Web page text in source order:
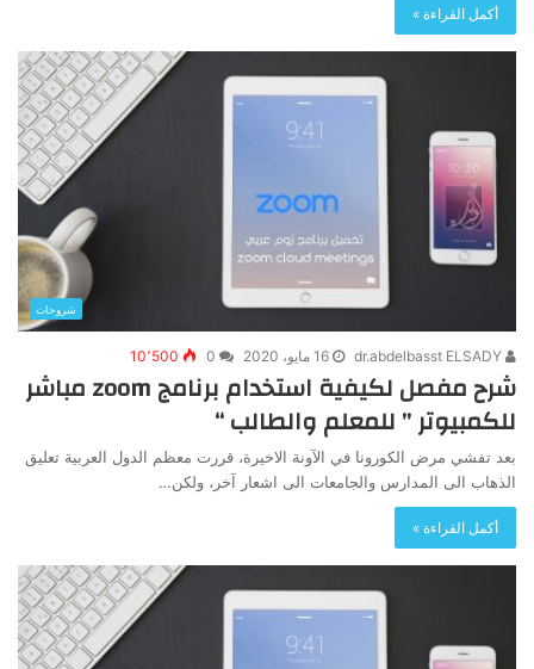
أكمل القراءة »
شروحات
16 مايو، 2020 0 10٬500
شرح مفصل لكيفية استخدام برنامج zoom مباشر
للكمبيوتر ” للمعلم والطالب “
بعد تفشي مرض الكورونا في الآونة الاخيرة، قررت معظم الدول العربية تعليق
الذهاب الى المدارس والجامعات الى اشعار آخر، ولكن…
أكمل القراءة »